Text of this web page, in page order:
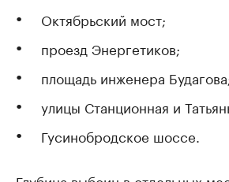
Октябрьский мост;
проезд Энергетиков;
площадь инженера
улицы Станционная и
Гусинобродское шоссе.